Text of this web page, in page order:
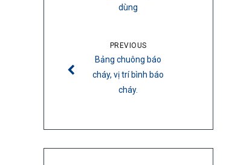
dùng
PREVIOUS
Bảng chuông báo
cháy, vị trí bình báo
cháy.